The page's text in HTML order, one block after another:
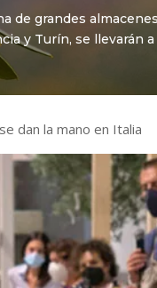
de grandes
y Turín, se
dan la mano en Italia